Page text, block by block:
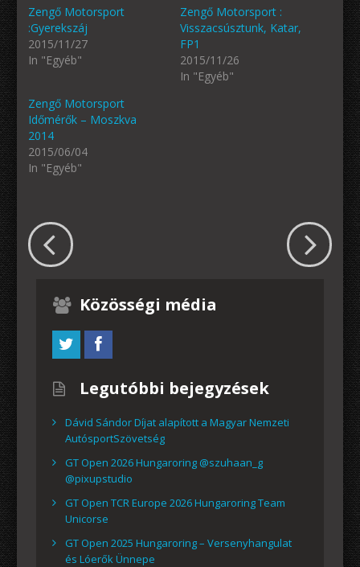
Zengő Motorsport
:Gyerekszáj
2015/11/27
In "Egyéb"
Zengő Motorsport :
Visszacsúsztunk, Katar,
FP1
2015/11/26
In "Egyéb"
Zengő Motorsport
Időmérők – Moszkva
2014
2015/06/04
In "Egyéb"
Közösségi média
Legutóbbi bejegyzések
Dávid Sándor Díjat alapított a Magyar Nemzeti
AutósportSzövetség
GT Open 2026 Hungaroring @szuhaan_g
@pixupstudio
GT Open TCR Europe 2026 Hungaroring Team
Unicorse
GT Open 2025 Hungaroring – Versenyhangulat
és Lóerők Ünnepe